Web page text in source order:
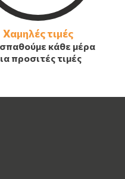
Χαμηλές τιμές
κάθε μέρα
προσιτές τιμές